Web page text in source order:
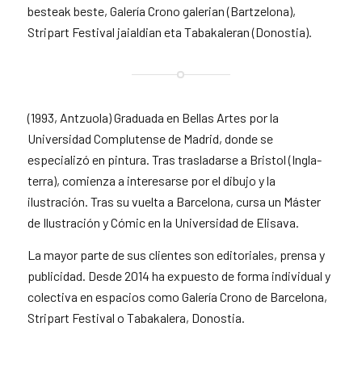
besteak beste, Galería Crono galerian (Bartzelona),
Stripart Festival jaialdian eta Tabakaleran (Donostia).
(1993, Antzuola) Graduada en Bellas Artes por la
Universidad Complutense de Madrid, donde se
especializó en pintura. Tras trasladarse a Bristol (Ingla-
terra), comienza a interesarse por el dibujo y la
ilustración. Tras su vuelta a Barcelona, cursa un Máster
de Ilustración y Cómic en la Universidad de Elisava.
La mayor parte de sus clientes son editoriales, prensa y
publicidad. Desde 2014 ha expuesto de forma individual y
colectiva en espacios como Galería Crono de Barcelona,
Stripart Festival o Tabakalera, Donostia.